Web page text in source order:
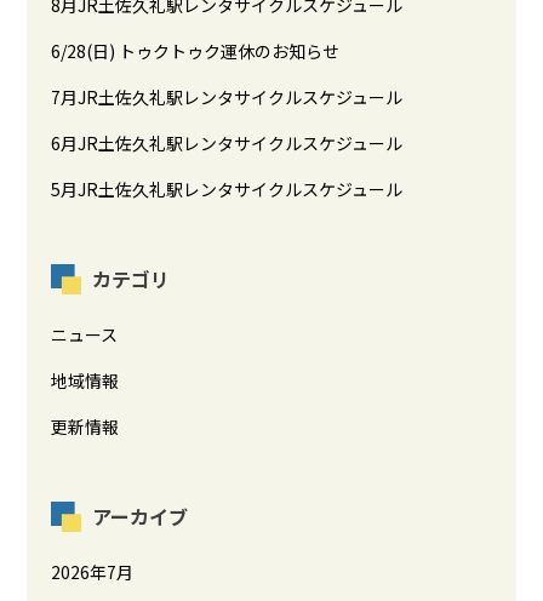
8月JR土佐久礼駅レンタサイクルスケジュール
6/28(日) トゥクトゥク運休のお知らせ
7月JR土佐久礼駅レンタサイクルスケジュール
6月JR土佐久礼駅レンタサイクルスケジュール
5月JR土佐久礼駅レンタサイクルスケジュール
カテゴリ
ニュース
地域情報
更新情報
アーカイブ
2026年7月